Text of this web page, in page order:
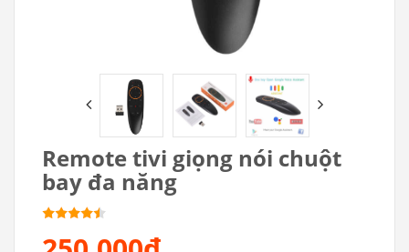
Remote tivi giọng nói chuột
bay đa năng